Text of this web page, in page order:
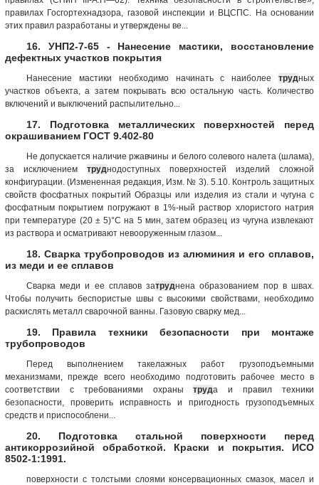
правилах Госгортехнадзора, газовой инспекции и ВЦСПС. На основании
этих правил разработаны и утверждены ве...
16. УНП2-7-65 - Нанесение мастики, восстановление
дефектных участков покрытия
Нанесение мастики необходимо начинать с наиболее трудных
участков объекта, а затем покрывать всю остальную часть. Количество
включений и выключений распылительно...
17. Подготовка металлических поверхностей перед
окрашиванием ГОСТ 9.402-80
Не допускается наличие ржавчины и белого солевого налета (шлама),
за исключением труднодоступных поверхностей изделий сложной
конфигурации. (Измененная редакция, Изм. № 3). 5.10. Контроль защитных
свойств фосфатных покрытий Образцы или изделия из стали и чугуна с
фосфатным покрытием погружают в 1%-ный раствор хлористого натрия
при температуре (20 ± 5)°С на 5 мин, затем образец из чугуна извлекают
из раствора и осматривают невооруженным глазом...
18. Сварка трубопроводов из алюминия и его сплавов,
из меди и ее сплавов
Сварка меди и ее сплавов затруднена образованием пор в швах.
Чтобы получить беспористые швы с высокими свойствами, необходимо
раскислять металл сварочной ванны. Газовую сварку мед...
19. Правила техники безопасности при монтаже
трубопроводов
Перед выполнением такелажных работ грузоподъемными
механизмами, прежде всего необходимо подготовить рабочее место в
соответствии с требованиями охранытруда и правил техники
безопасности, проверить исправность и пригодность грузоподъемных
средств и приспособлени...
20. Подготовка стальной поверхности перед
антикоррозийной обработкой. Краски и покрытия. ИСО
8502-1:1991.
поверхности с толстыми слоями консервационных смазок, масел и